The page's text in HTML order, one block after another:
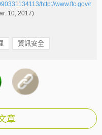
http://www.ftc.gov/r
10, 2017)
資訊安全
章